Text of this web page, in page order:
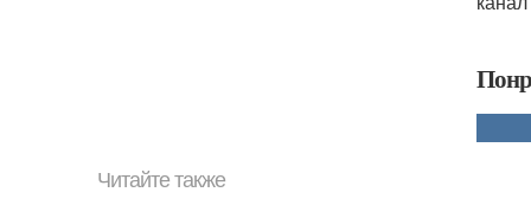
Читайте также